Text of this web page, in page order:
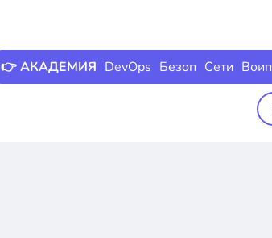
👉 АКАДЕМИЯ DevOps Безоп Сети Воип